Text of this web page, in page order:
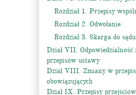
Rozdział 1. Przepisy
Rozdział 2. Odwołanie
Rozdział 3. Skarga do sądu
Dział VII. Odpowiedzialność
przepisów ustawy
Dział VIII. Zmiany w
obowiązujących
Dział IX. Przepisy